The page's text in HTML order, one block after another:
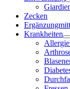
Zecken
Krankheiten